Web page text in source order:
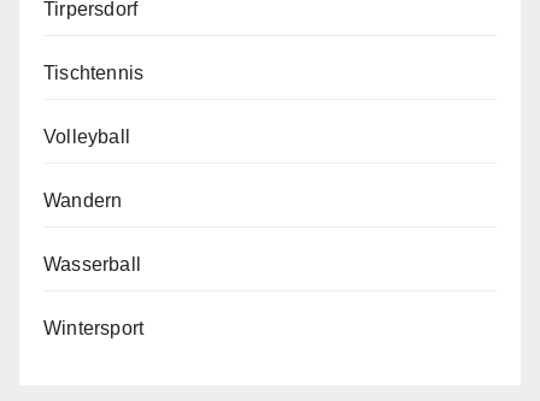
Tirpersdorf
Tischtennis
Volleyball
Wandern
Wasserball
Wintersport